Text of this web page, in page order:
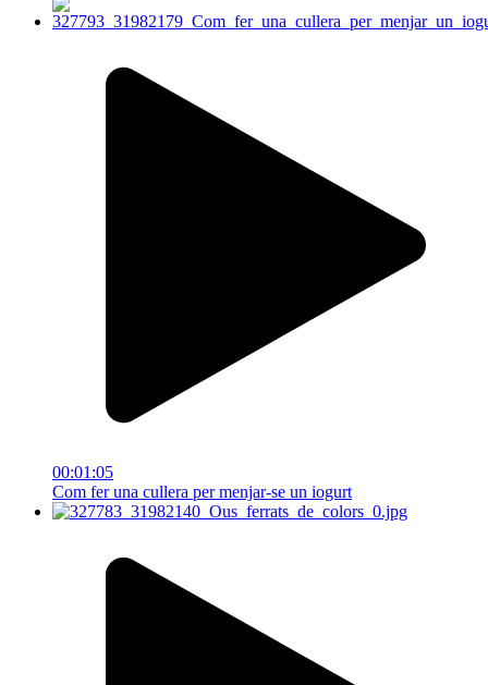
00:01:05
Com fer una cullera per menjar-se un iogurt